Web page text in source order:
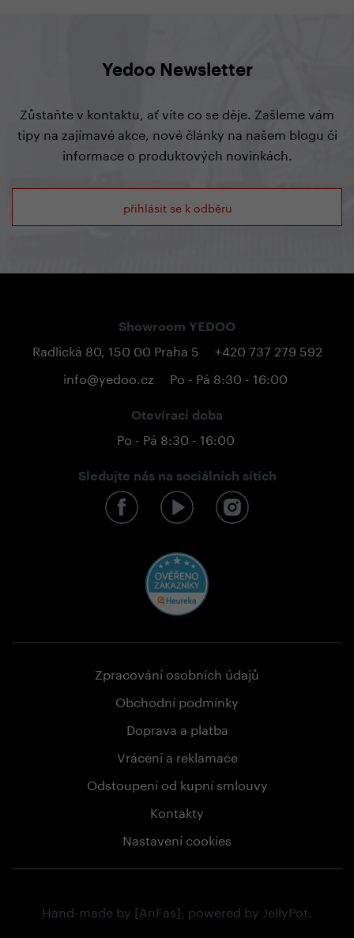
Yedoo Newsletter
Zůstaňte v kontaktu, ať víte co se děje. Zašleme vám
tipy na zajímavé akce, nové články na našem blogu či
informace o produktových novinkách.
přihlásit se k odběru
Showroom YEDOO
Radlická 80, 150 00 Praha 5
+420 737 279 592
info@yedoo.cz
Po - Pá 8:30 - 16:00
Otevírací doba
Po - Pá 8:30 - 16:00
Sledujte nás na sociálních sítích
Zpracování osobních údajů
Obchodní podmínky
Doprava a platba
Vrácení a reklamace
Odstoupení od kupní smlouvy
Kontakty
Nastavení cookies
Hand-made by [AnFas] , powered by JellyPot